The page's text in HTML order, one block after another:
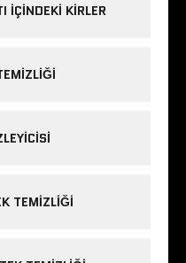
IÇINDEKI KIRLER
TEMIZLIĞI